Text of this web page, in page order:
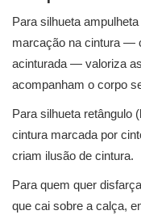
Para silhueta
marcação na cintura —
acinturada — valoriza
acompanham o corpo
Para silhueta retângulo
cintura marcada por
criam ilusão de cintura.
Para quem quer
que cai sobre a calça,